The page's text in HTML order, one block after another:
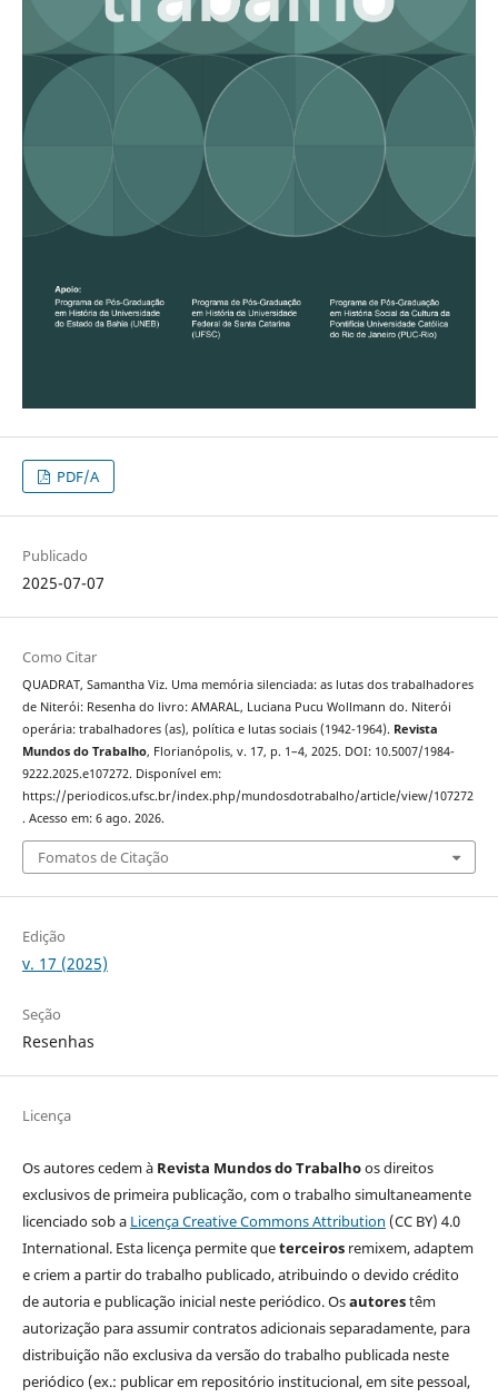
PDF/A
Publicado
2025-07-07
Como Citar
QUADRAT, Samantha Viz. Uma memória silenciada: as lutas dos trabalhadores
de Niterói: Resenha do livro: AMARAL, Luciana Pucu Wollmann do. Niterói
operária: trabalhadores (as), política e lutas sociais (1942-1964). Revista
Mundos do Trabalho, Florianópolis, v. 17, p. 1–4, 2025. DOI: 10.5007/1984-
9222.2025.e107272. Disponível em:
https://periodicos.ufsc.br/index.php/mundosdotrabalho/article/view/107272
. Acesso em: 6 ago. 2026.
Fomatos de Citação
Edição
v. 17 (2025)
Seção
Resenhas
Licença
Os autores cedem à Revista Mundos do Trabalhoos direitos
exclusivos de primeira publicação, com o trabalho simultaneamente
licenciado sob a Licença Creative Commons Attribution (CC BY) 4.0
International. Esta licença permite queterceirosremixem, adaptem
e criem a partir do trabalho publicado, atribuindo o devido crédito
de autoria e publicação inicial neste periódico. Osautorestêm
autorização para assumir contratos adicionais separadamente, para
distribuição não exclusiva da versão do trabalho publicada neste
periódico (ex.: publicar em repositório institucional, em site pessoal,